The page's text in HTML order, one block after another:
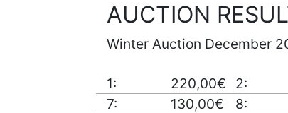
AUCTION
Winter Auction December
1: 220,00€ 2:
7:
130,00€ 8: